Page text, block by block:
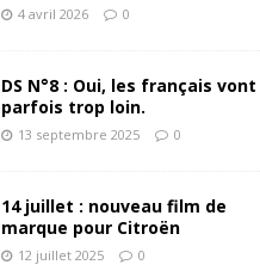
4 avril 2026 0
DS N°8 : Oui, les français vont
parfois trop loin.
13 septembre 2025 0
14 juillet : nouveau film de
marque pour Citroën
12 juillet 2025 0